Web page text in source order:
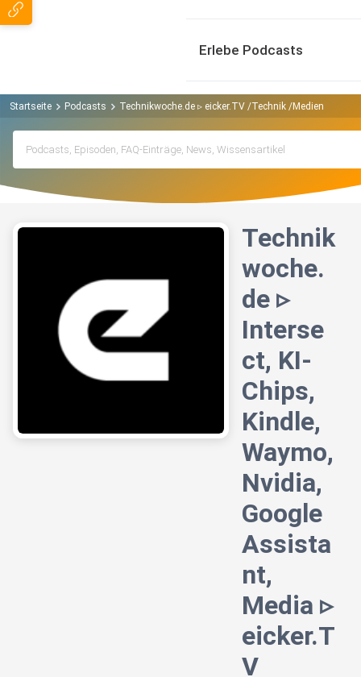
Erlebe Podcasts
Startseite Podcasts Technikwoche.de ▹ eicker.TV /Technik /Medien /
Technik
woche.
de ▹
Interse
ct, KI-
Chips,
Kindle,
Waymo,
Nvidia,
Google
Assista
nt,
Media ▹
eicker.T
V